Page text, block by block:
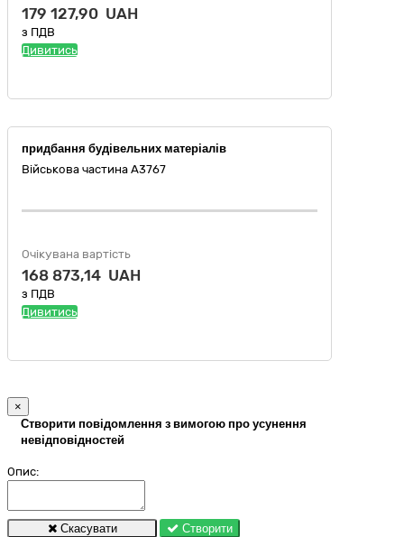
179 127,90 UAH
з ПДВ
Дивитись
придбання будівельних матеріалів
Військова частина А3767
Очікувана вартість
168 873,14 UAH
з ПДВ
Дивитись
×
Створити повідомлення з вимогою про усунення
невідповідностей
Опис:
Скасувати
Створити